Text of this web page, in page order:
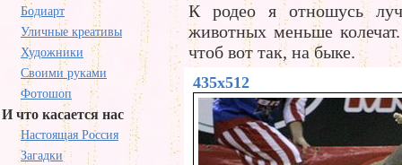
Бодиарт
Уличные креативы
Художники
Своими руками
Фотошоп
И что касается нас
Настоящая Россия
Загадки
К родео я отношусь
животных меньше
чтоб вот так, на быке.
435x512